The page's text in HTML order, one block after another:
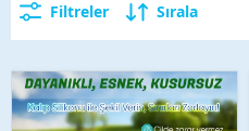
Filtreler Sırala